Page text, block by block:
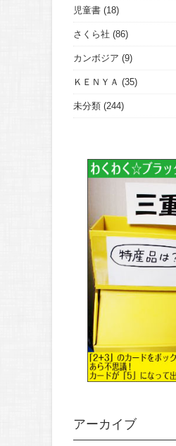
児童書 (18)
さくら社 (86)
カンボジア (9)
ＫＥＮＹＡ (35)
未分類 (244)
アーカイブ